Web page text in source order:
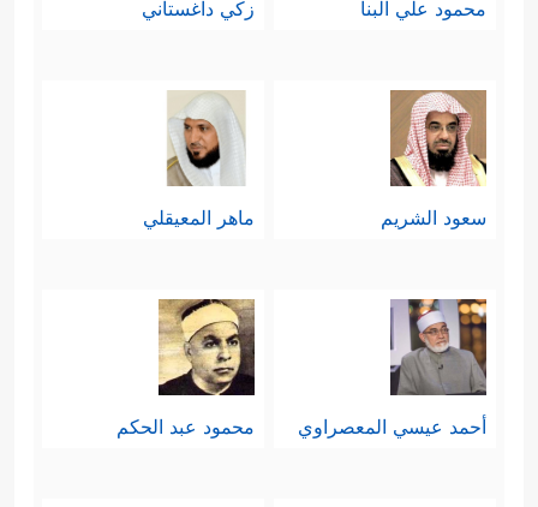
محمود علي البنا زكي داغستاني
سعود الشريم ماهر المعيقلي
أحمد عيسي المعصراوي محمود عبد الحكم